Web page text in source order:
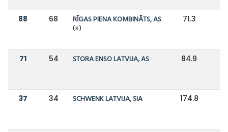
88 68 RĪGAS PIENA KOMBINĀTS, AS
(K)
71.3
71 54 STORA ENSO LATVIJA, AS 84.9
37 34 SCHWENK LATVIJA, SIA 174.8